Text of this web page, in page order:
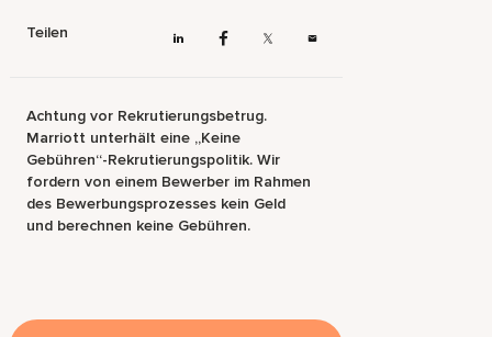
Teilen
Achtung vor Rekrutierungsbetrug.
Marriott unterhält eine „Keine
Gebühren“-Rekrutierungspolitik. Wir
fordern von einem Bewerber im Rahmen
des Bewerbungsprozesses kein Geld
und berechnen keine Gebühren.